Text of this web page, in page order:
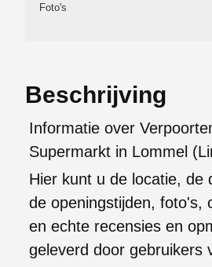
Foto's
Beschrijving
Informatie over
Supermarkt in Lommel
Hier kunt u de locatie, de
de openingstijden, foto's,
en echte recensies en
geleverd door gebruikers